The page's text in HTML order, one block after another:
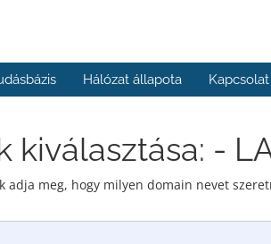
Hálózat állapota Kapcsolat
kiválasztása: -
adja meg, hogy milyen domain nevet